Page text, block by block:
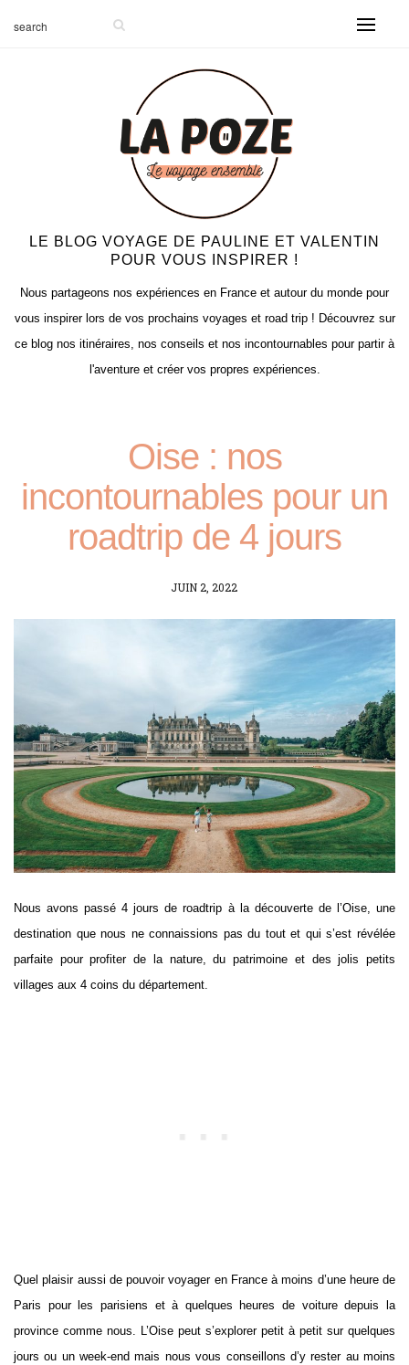
LE BLOG VOYAGE DE PAULINE ET VALENTIN
POUR VOUS INSPIRER !
Nous partageons nos expériences en France et autour du monde pour
vous inspirer lors de vos prochains voyages et road trip ! Découvrez sur
ce blog nos itinéraires, nos conseils et nos incontournables pour partir à
l'aventure et créer vos propres expériences.
Oise : nos
incontournables pour un
roadtrip de 4 jours
POSTED
JUIN 2, 2022
Nous avons passé 4 jours de roadtrip à la découverte de l’Oise, une
destination que nous ne connaissions pas du tout et qui s’est révélée
parfaite pour profiter de la nature, du patrimoine et des jolis petits
villages aux 4 coins du département.
Quel plaisir aussi de pouvoir voyager en France à moins d’une heure de
Paris pour les parisiens et à quelques heures de voiture depuis la
province comme nous. L’Oise peut s’explorer petit à petit sur quelques
jours ou un week-end mais nous vous conseillons d’y rester au moins